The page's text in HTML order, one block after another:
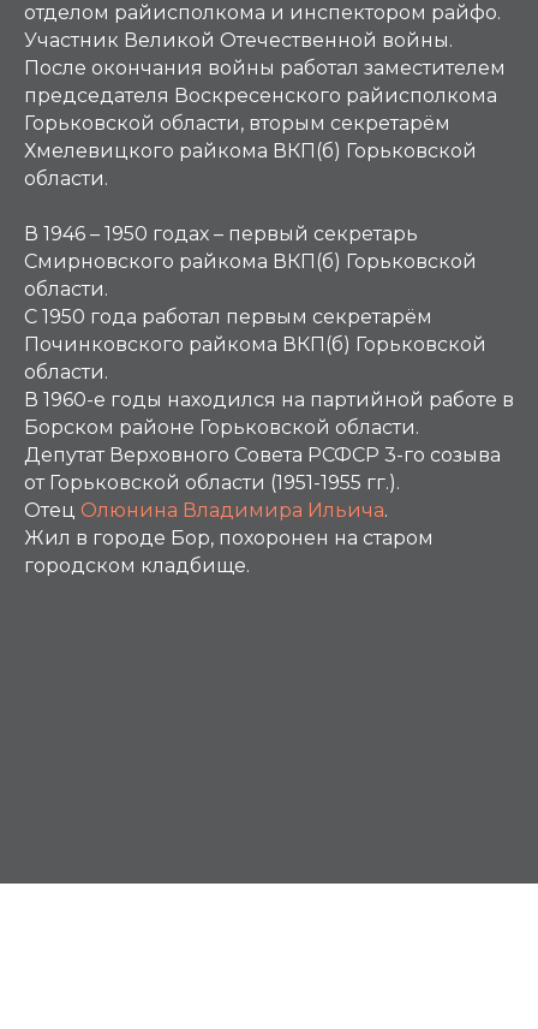
отделом райисполкома и инспектором райфо.
Участник Великой Отечественной войны.
После окончания войны работал заместителем
председателя Воскресенского райисполкома
Горьковской области, вторым секретарём
Хмелевицкого райкома ВКП(б) Горьковской
области.
В 1946 – 1950 годах – первый секретарь
Смирновского райкома ВКП(б) Горьковской
области.
С 1950 года работал первым секретарём
Починковского райкома ВКП(б) Горьковской
области.
В 1960-е годы находился на партийной работе в
Борском районе Горьковской области.
Депутат Верховного Совета РСФСР 3-го созыва
от Горьковской области (1951-1955 гг.).
Отец Олюнина Владимира Ильича.
Жил в городе Бор, похоронен на старом
городском кладбище.